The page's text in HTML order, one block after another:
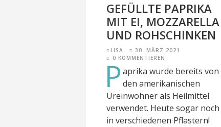
GEFÜLLTE PAPRIKA
MIT EI, MOZZARELLA
UND ROHSCHINKEN
LISA
30. MÄRZ 2021
0 KOMMENTIEREN
P aprika wurde bereits von
den amerikanischen
Ureinwohner als Heilmittel
verwendet. Heute sogar noch
in verschiedenen Pflastern!